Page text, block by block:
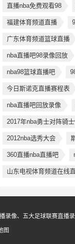
直播nba免费观看98
福建体育频道直播
广东体育频道篮球直播
nba直播吧98录像回放
nba98篮球直播吧
今日斯诺克直播赛程表
nba直播吧回放录像
2017年nba勇士对阵骑
2012nba选秀大会
360直播nba直播吧
山东电视体育频道在线
像、五大足球联赛直播录
图